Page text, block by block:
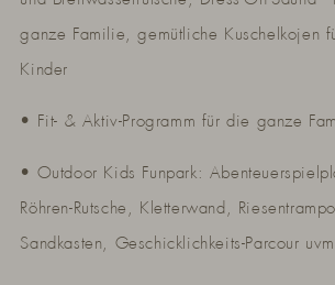
ganze Familie, gemütliche Kuschelkojen
Kinder
• Fit- & Aktiv-Programm für die ganze
• Outdoor Kids Funpark:
Röhren-Rutsche, Kletterwand,
Sandkasten, Geschicklichkeits-Parcour uvm.